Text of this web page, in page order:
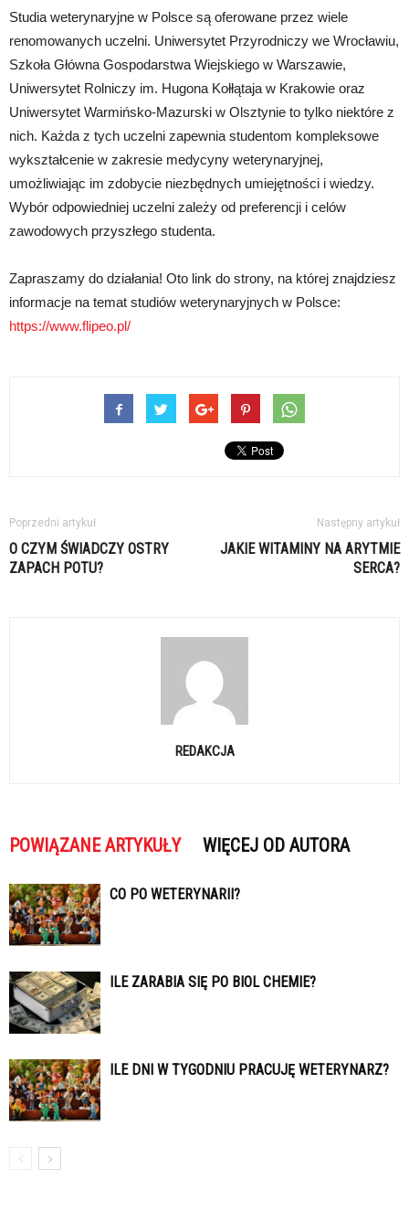
Studia weterynaryjne w Polsce są oferowane przez wiele
renomowanych uczelni. Uniwersytet Przyrodniczy we Wrocławiu,
Szkoła Główna Gospodarstwa Wiejskiego w Warszawie,
Uniwersytet Rolniczy im. Hugona Kołłątaja w Krakowie oraz
Uniwersytet Warmińsko-Mazurski w Olsztynie to tylko niektóre z
nich. Każda z tych uczelni zapewnia studentom kompleksowe
wykształcenie w zakresie medycyny weterynaryjnej,
umożliwiając im zdobycie niezbędnych umiejętności i wiedzy.
Wybór odpowiedniej uczelni zależy od preferencji i celów
zawodowych przyszłego studenta.
Zapraszamy do działania! Oto link do strony, na której znajdziesz
informacje na temat studiów weterynaryjnych w Polsce:
https://www.flipeo.pl/
Poprzedni artykuł
O CZYM ŚWIADCZY OSTRY
ZAPACH POTU?
Następny artykuł
JAKIE WITAMINY NA ARYTMIE
SERCA?
REDAKCJA
POWIĄZANE ARTYKUŁY WIĘCEJ OD AUTORA
CO PO WETERYNARII?
ILE ZARABIA SIĘ PO BIOL CHEMIE?
ILE DNI W TYGODNIU PRACUJĘ WETERYNARZ?